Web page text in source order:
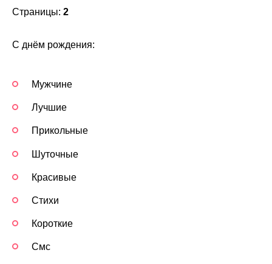
Страницы: 2
С днём рождения:
Мужчине
Лучшие
Прикольные
Шуточные
Красивые
Стихи
Короткие
Смс